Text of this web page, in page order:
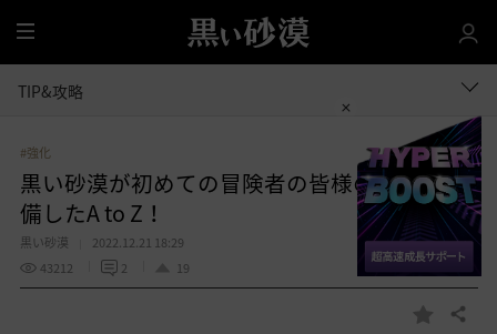
全
体
TIP&攻略
#強化
黒い砂漠が初めての冒険者の皆様のために準
備したA to Z！
黒い砂漠
2022.12.21 18:29
43212
2 19
お 共有する